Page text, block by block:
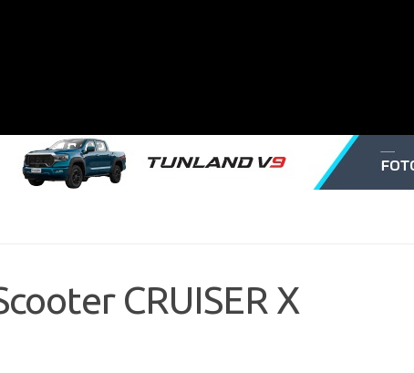
CRUISER X